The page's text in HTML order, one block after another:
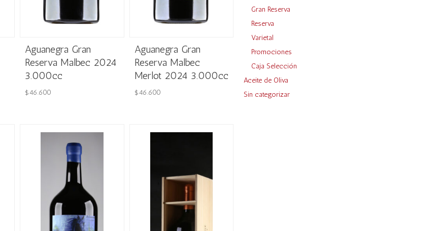
Aguanegra Gran
Reserva Malbec 2024
3.000cc
$46.600
Aguanegra Gran
Reserva Malbec
Merlot 2024 3.000cc
$46.600
Gran Reserva
Reserva
Varietal
Promociones
Caja Selección
Aceite de Oliva
Sin categorizar